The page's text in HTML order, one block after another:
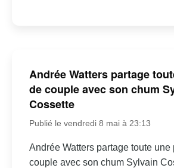
Andrée Watters partage
de couple avec son chum
Cossette
Publié le vendredi 8 mai à 23:13
Andrée Watters partage toute une
couple avec son chum Sylvain